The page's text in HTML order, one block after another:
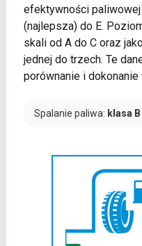
efektywności
(najlepsza) do E.
skali od A do C oraz
jednej do trzech. Te
porównanie i dokonanie
Spalanie paliwa: klasa B